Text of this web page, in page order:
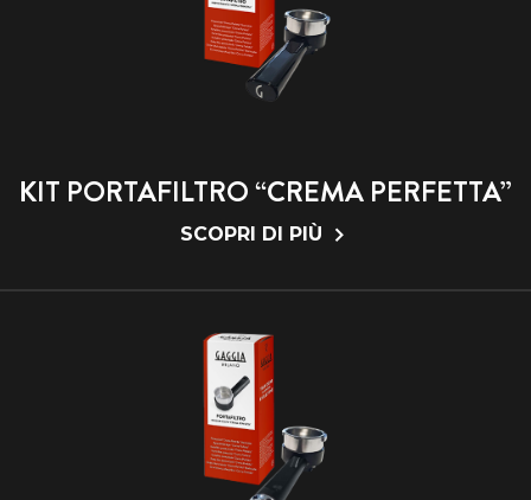
KIT PORTAFILTRO “CREMA PERFETTA”
SCOPRI DI PIÙ